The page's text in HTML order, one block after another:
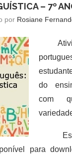
– 7º
por Rosiane
do
com
Esta
para